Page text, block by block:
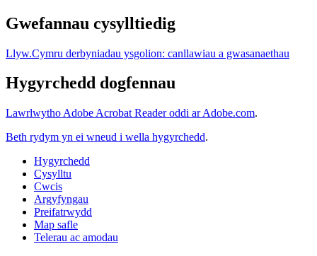
Gwefannau cysylltiedig
Llyw.Cymru derbyniadau ysgolion: canllawiau a gwasanaethau
Hygyrchedd dogfennau
Lawrlwytho Adobe Acrobat Reader oddi ar Adobe.com.
Beth rydym yn ei wneud i wella hygyrchedd.
Hygyrchedd
Cysylltu
Cwcis
Argyfyngau
Preifatrwydd
Map safle
Telerau ac amodau